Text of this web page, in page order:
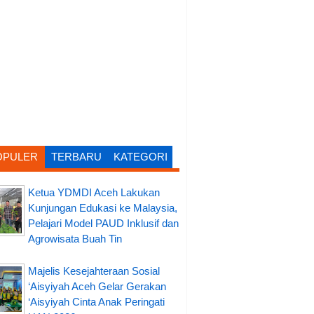
TERBARU KATEGORI
Ketua YDMDI Aceh Lakukan
Kunjungan Edukasi ke Malaysia,
Pelajari Model PAUD Inklusif dan
Agrowisata Buah Tin
Majelis Kesejahteraan Sosial
‘Aisyiyah Aceh Gelar Gerakan
‘Aisyiyah Cinta Anak Peringati